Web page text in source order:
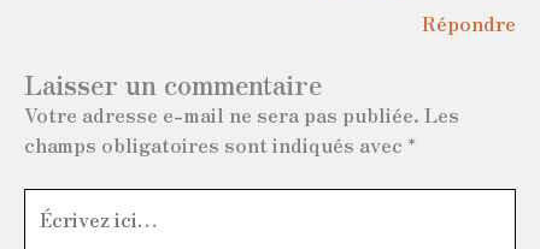
Répondre
Laisser un commentaire
Votre adresse e-mail ne sera pas publiée. Les
champs obligatoires sont indiqués avec *
Écrivez
ici…